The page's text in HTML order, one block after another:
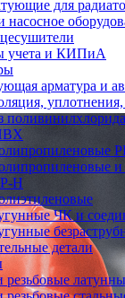
для
насосное
учета и КИПиА
арматура и
и
H
ЧК и
детали